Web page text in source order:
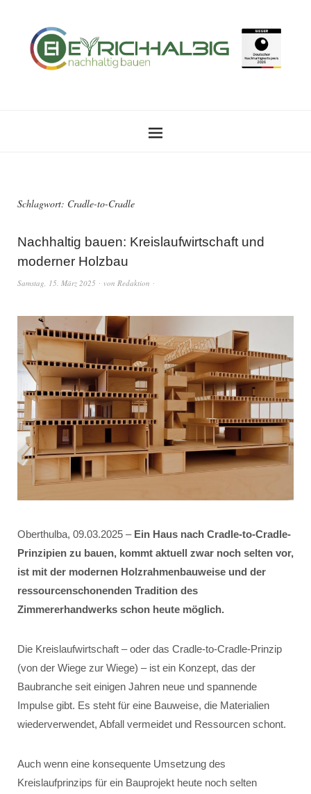
Schlagwort: Cradle-to-Cradle
Nachhaltig bauen: Kreislaufwirtschaft und
moderner Holzbau
Samstag, 15. März 2025 von Redaktion
Oberthulba, 09.03.2025 – Ein Haus nach Cradle-to-Cradle-
Prinzipien zu bauen, kommt aktuell zwar noch selten vor,
ist mit der modernen Holzrahmenbauweise und der
ressourcenschonenden Tradition des
Zimmererhandwerks schon heute möglich.
Die Kreislaufwirtschaft – oder das Cradle-to-Cradle-Prinzip
(von der Wiege zur Wiege) – ist ein Konzept, das der
Baubranche seit einigen Jahren neue und spannende
Impulse gibt. Es steht für eine Bauweise, die Materialien
wiederverwendet, Abfall vermeidet und Ressourcen schont.
Auch wenn eine konsequente Umsetzung des
Kreislaufprinzips für ein Bauprojekt heute noch selten